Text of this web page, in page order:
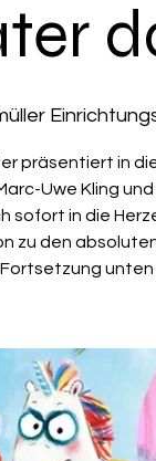
präsentiert in
Uwe Kling und
sofort in die
zu den
Fortsetzung unten